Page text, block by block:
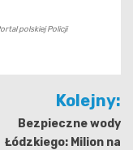
polskiej Policji
Kolejny:
Bezpieczne wody
Łódzkiego: Milion na